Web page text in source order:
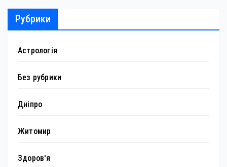
Рубрики
Астрологія
Без рубрики
Дніпро
Житомир
Здоров'я